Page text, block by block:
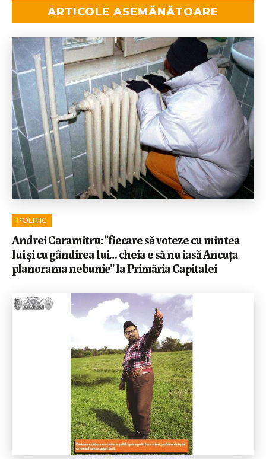
ARTICOLE ASEMĂNĂTOARE
POLITIC
Andrei Caramitru: ”fiecare să voteze cu mintea
lui și cu gândirea lui… cheia e să nu iasă Ancuța
planorama nebunie” la Primăria Capitalei